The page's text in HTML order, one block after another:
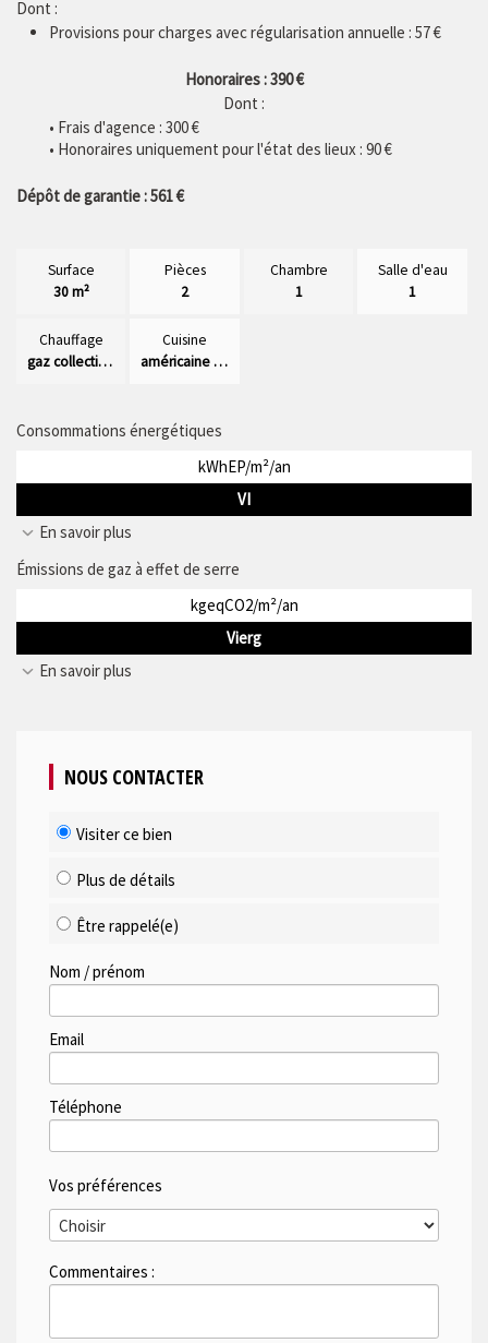
Dont :
Provisions pour charges avec régularisation annuelle : 57 €
Honoraires : 390 €
Dont :
• Frais d'agence : 300€
• Honoraires uniquement pour l'état des lieux : 90 €
Dépôt de garantie : 561 €
Surface
30 m²
Pièces
2
Chambre
1
Salle d'eau
1
Chauffage
gaz collectif radiateur
Cuisine
américaine équipée
Consommations énergétiques
kWhEP/m²/an
VI
En savoir plus
Émissions de gaz à effet de serre
kgeqCO2/m²/an
Vierg
En savoir plus
NOUS CONTACTER
Visiter ce bien
Plus de détails
Être rappelé(e)
Nom / prénom
Email
Téléphone
Vos préférences
Commentaires :